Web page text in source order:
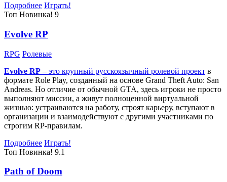
Подробнее Играть!
Топ Новинка! 9
Evolve RP
RPG Ролевые
Evolve RP – это крупный русскоязычный ролевой проект в
формате Role Play, созданный на основе Grand Theft Auto: San
Andreas. Но отличие от обычной GTA, здесь игроки не просто
выполняют миссии, а живут полноценной виртуальной
жизнью: устраиваются на работу, строят карьеру, вступают в
организации и взаимодействуют с другими участниками по
строгим RP-правилам.
Подробнее Играть!
Топ Новинка! 9.1
Path of Doom